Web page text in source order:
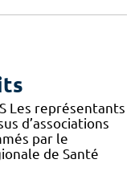
Les représentants
d’associations
par le
de Santé